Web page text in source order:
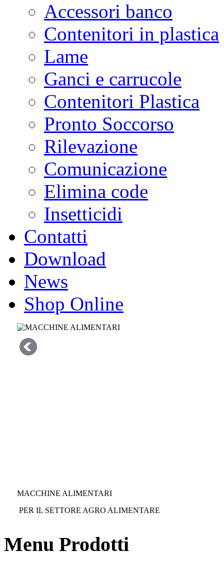
Accessori banco
Contenitori in plastica
Lame
Ganci e carrucole
Contenitori Plastica
Pronto Soccorso
Rilevazione
Comunicazione
Elimina code
Insetticidi
Contatti
Download
News
Shop Online
MACCHINE ALIMENTARI
PER IL SETTORE AGRO ALIMENTARE
Menu Prodotti